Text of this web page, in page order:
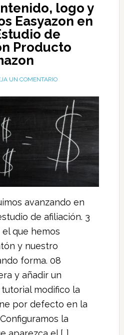
logo y
Easyazon en
de
Producto
UN COMENTARIO
avanzando en
de afiliación. 3
que hemos
y nuestro
forma. 08
y añadir un
modifico la
por defecto en la
la